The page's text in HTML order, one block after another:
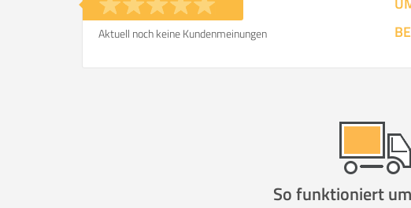
Aktuell noch keine Kundenmeinungen
So funktioniert